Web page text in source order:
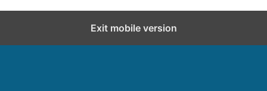
Exit mobile version